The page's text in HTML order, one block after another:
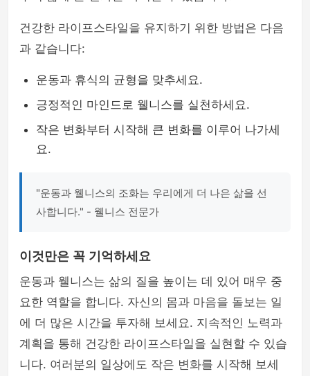
건강한 라이프스타일을 유지하기 위한 방법은 다음
과 같습니다:
운동과 휴식의 균형을 맞추세요.
긍정적인 마인드로 웰니스를 실천하세요.
작은 변화부터 시작해 큰 변화를 이루어 나가세
요.
"운동과 웰니스의 조화는 우리에게 더 나은 삶을 선
사합니다." - 웰니스 전문가
이것만은 꼭 기억하세요
운동과 웰니스는 삶의 질을 높이는 데 있어 매우 중
요한 역할을 합니다. 자신의 몸과 마음을 돌보는 일
에 더 많은 시간을 투자해 보세요. 지속적인 노력과
계획을 통해 건강한 라이프스타일을 실현할 수 있습
니다. 여러분의 일상에도 작은 변화를 시작해 보세